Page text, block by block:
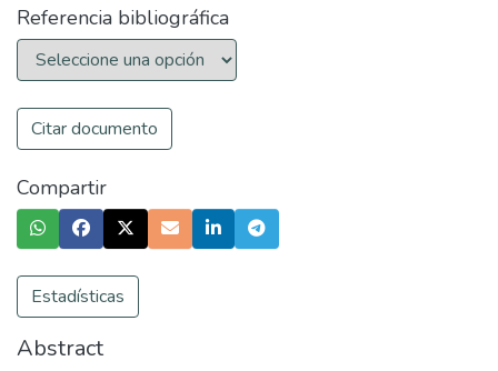
Referencia bibliográfica
Citar documento
Compartir
Estadísticas
Abstract